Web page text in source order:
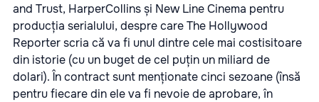
and Trust, HarperCollins și New Line Cinema pentru
producția serialului, despre care The Hollywood
Reporter scria că va fi unul dintre cele mai costisitoare
din istorie (cu un buget de cel puțin un miliard de
dolari). În contract sunt menționate cinci sezoane (însă
pentru fiecare din ele va fi nevoie de aprobare, în